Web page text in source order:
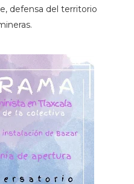
defensa del territorio